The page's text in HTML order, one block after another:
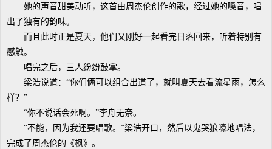
她的声音甜美动听，这首由周杰伦创作的歌，经过她的嗓音，唱
出了独有的韵味。
而且此时正是夏天，他们又刚好一起看完日落回来，听着特别有
感触。
唱完之后，三人纷纷鼓掌。
梁浩说道：“你们俩可以组合出道了，就叫夏天去看流星雨，怎么
样？”
“你不说话会死啊。”李舟无奈。
“不能，因为我还要唱歌。”梁浩开口，然后以鬼哭狼嚎地唱法，
完成了周杰伦的《枫》。